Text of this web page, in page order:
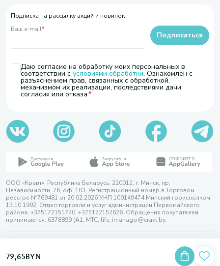
79,65BYN
Подписка на рассылку акций и новинок
Ваш e-mail*
Даю согласие на обработку моих персональных в
соответствии с условиями обработки. Ознакомлен с
разъяснением прав, связанных с обработкой,
механизмом их реализации, последствиями дачи
согласия или отказа.
Подписаться
ООО «Кравт». Республика Беларусь, 220012, г. Минск, пр.
Независимости, 76, оф. 103. Регистрационный номер в Торговом
реестре №769481 от 20.02.2026 УНП 100149474 Минский горисполком,
13.10.1992. Отдел торговли и услуг администрации Первомайского
района, +375172151740; +375172152626. Обращения покупателей
принимаются: 6378899 (А1, МТС, life, imanager@cravt.by.
Разработка сайта — SLAM
Выбор настроек Cookie